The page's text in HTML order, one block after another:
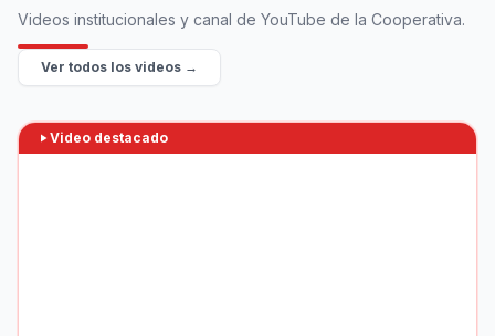
Videos institucionales y canal de YouTube de la Cooperativa.
Ver todos los videos →
Video destacado